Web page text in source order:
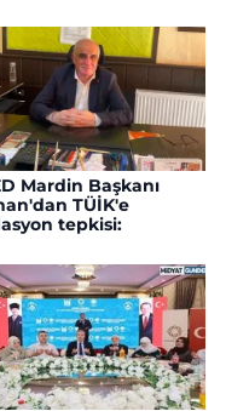
Mardin Başkanı
TÜİK'e
tepkisi: